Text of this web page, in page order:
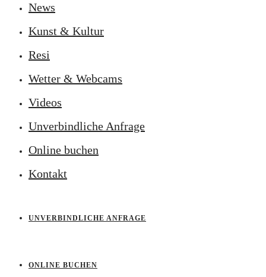
News
Kunst & Kultur
Resi
Wetter & Webcams
Videos
Unverbindliche Anfrage
Online buchen
Kontakt
UNVERBINDLICHE ANFRAGE
ONLINE BUCHEN